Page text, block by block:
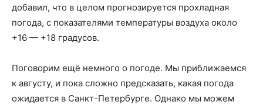
добавил, что в целом прогнозируется прохладная
погода, с показателями температуры воздуха около
+16 — +18 градусов.
Поговорим ещё немного о погоде. Мы приближаемся
к августу, и пока сложно предсказать, какая погода
ожидается в Санкт-Петербурге. Однако мы можем